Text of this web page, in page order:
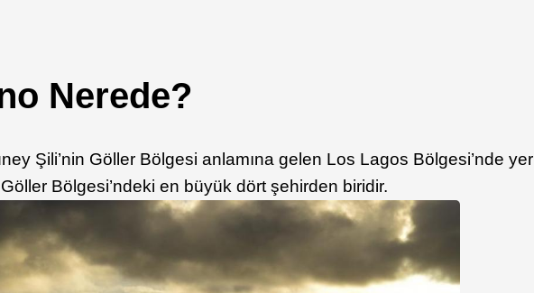
Nerede?
Şili’nin Göller Bölgesi anlamına gelen Los Lagos Bölgesi’nde yer
Bölgesi’ndeki en büyük dört şehirden biridir.